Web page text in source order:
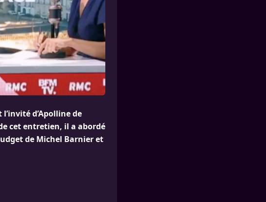
d’Apolline de
cet entretien, il a abordé
de Michel Barnier et